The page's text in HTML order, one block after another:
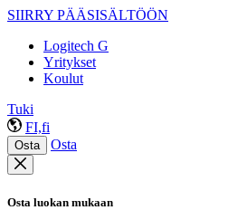
SIIRRY PÄÄSISÄLTÖÖN
Logitech G
Yritykset
Koulut
Tuki
FI,fi
Osta Osta
Osta luokan mukaan